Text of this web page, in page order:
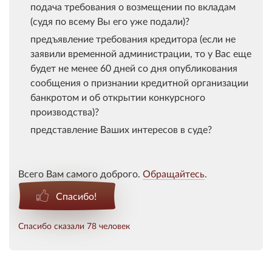
подача требования о возмещении по вкладам
(судя по всему Вы его уже подали)?
предъявление требования кредитора (если не
заявили временной администрации, то у Вас еще
будет не менее 60 дней со дня опубликования
сообщения о признании кредитной организации
банкротом и об открытии конкурсного
производства)?
представление Ваших интересов в суде?
Всего Вам самого доброго. Обращайтесь.
Спасибо!
Спасибо сказали 78 человек